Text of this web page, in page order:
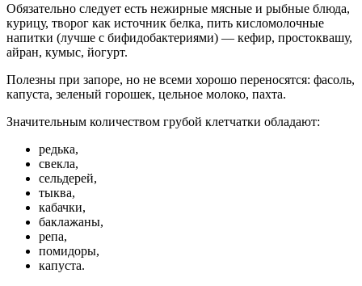
Обязательно следует есть нежирные мясные и рыбные блюда,
курицу, творог как источник белка, пить кисломолочные
напитки (лучше с бифидобактериями) — кефир, простоквашу,
айран, кумыс, йогурт.
Полезны при запоре, но не всеми хорошо переносятся: фасоль,
капуста, зеленый горошек, цельное молоко, пахта.
Значительным количеством грубой клетчатки обладают:
редька,
свекла,
сельдерей,
тыква,
кабачки,
баклажаны,
репа,
помидоры,
капуста.